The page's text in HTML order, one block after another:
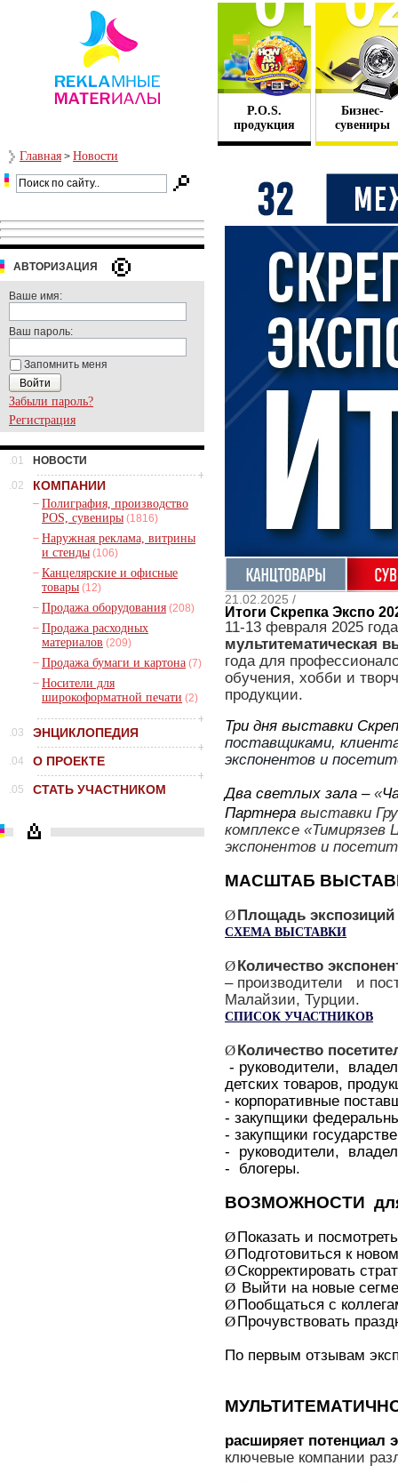
P.O.S.
продукция
Бизнес-
сувениры
Главная > Новости
АВТОРИЗАЦИЯ
Ваше имя:
Ваш пароль:
Запомнить меня
Забыли пароль?
Регистрация
.01
НОВОСТИ
.02
КОМПАНИИ
– Полиграфия, производство
POS, сувениры (1816)
– Наружная реклама, витрины
и стенды (106)
– Канцелярские и офисные
товары (12)
– Продажа оборудования (208)
– Продажа расходных
материалов (209)
– Продажа бумаги и картона (7)
– Носители для
широкоформатной печати (2)
.03 ЭНЦИКЛОПЕДИЯ
.04 О ПРОЕКТЕ
.05 СТАТЬ УЧАСТНИКОМ
21.02.2025 /
Итоги Скрепка Экспо
11-13 февраля 2025
мультитематическая
года для
обучения, хобби и
продукции.
Три дня выставки
поставщиками,
экспонентов и
Два светлых зала – «
Партнера выставки
комплексе
экспонентов и
МАСШТАБ
ØПлощадь экспозиций
СХЕМА ВЫСТАВКИ
ØКоличество
– производители
и
Малайзии, Турции.
СПИСОК УЧАСТНИКОВ
ØКоличество
- руководители,
детских товаров,
- корпоративные
- закупщики
- закупщики
- руководители,
- блогеры.
ВОЗМОЖНОСТИ
ØПоказать и
ØПодготовиться к
ØСкорректировать
Ø Выйти на новые
ØПообщаться с
ØПрочувствовать
По первым отзывам
расширяет потенциал
ключевые компании